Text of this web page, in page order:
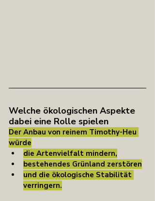
Welche ökologischen Aspekte
dabei eine Rolle spielen
Der Anbau von reinem Timothy-Heu
würde
die Artenvielfalt mindern,
bestehendes Grünland zerstören
und die ökologische Stabilität
verringern.